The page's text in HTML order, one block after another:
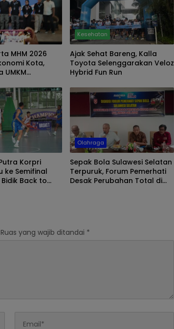
MHM 2026
Kota,
UMKM
Kesehatan
Ajak Sehat Bareng, Kalla
Toyota Selenggarakan Veloz
Hybrid Fun Run
Korpri
ke Semifinal
Bidik Back to
Olahraga
Sepak Bola Sulawesi Selatan
Terpuruk, Forum Pemerhati
Desak Perubahan Total di
Ruas yang wajib ditandai *